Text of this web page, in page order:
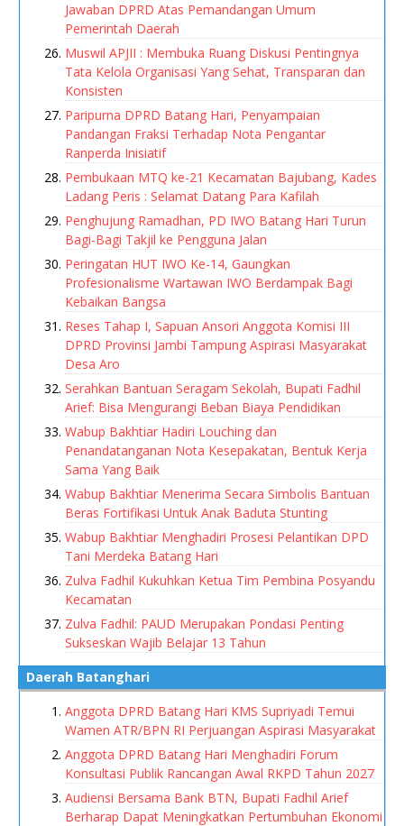
Jawaban DPRD Atas Pemandangan Umum
Pemerintah Daerah
Muswil APJII : Membuka Ruang Diskusi Pentingnya
Tata Kelola Organisasi Yang Sehat, Transparan dan
Konsisten
Paripurna DPRD Batang Hari, Penyampaian
Pandangan Fraksi Terhadap Nota Pengantar
Ranperda Inisiatif
Pembukaan MTQ ke-21 Kecamatan Bajubang, Kades
Ladang Peris : Selamat Datang Para Kafilah
Penghujung Ramadhan, PD IWO Batang Hari Turun
Bagi-Bagi Takjil ke Pengguna Jalan
Peringatan HUT IWO Ke-14, Gaungkan
Profesionalisme Wartawan IWO Berdampak Bagi
Kebaikan Bangsa
Reses Tahap I, Sapuan Ansori Anggota Komisi III
DPRD Provinsi Jambi Tampung Aspirasi Masyarakat
Desa Aro
Serahkan Bantuan Seragam Sekolah, Bupati Fadhil
Arief: Bisa Mengurangi Beban Biaya Pendidikan
Wabup Bakhtiar Hadiri Louching dan
Penandatanganan Nota Kesepakatan, Bentuk Kerja
Sama Yang Baik
Wabup Bakhtiar Menerima Secara Simbolis Bantuan
Beras Fortifikasi Untuk Anak Baduta Stunting
Wabup Bakhtiar Menghadiri Prosesi Pelantikan DPD
Tani Merdeka Batang Hari
Zulva Fadhil Kukuhkan Ketua Tim Pembina Posyandu
Kecamatan
Zulva Fadhil: PAUD Merupakan Pondasi Penting
Sukseskan Wajib Belajar 13 Tahun
Daerah Batanghari
Anggota DPRD Batang Hari KMS Supriyadi Temui
Wamen ATR/BPN RI Perjuangan Aspirasi Masyarakat
Anggota DPRD Batang Hari Menghadiri Forum
Konsultasi Publik Rancangan Awal RKPD Tahun 2027
Audiensi Bersama Bank BTN, Bupati Fadhil Arief
Berharap Dapat Meningkatkan Pertumbuhan Ekonomi